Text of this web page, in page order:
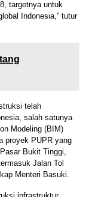
targetnya untuk
Indonesia,” tutur
telah
salah satunya
Modeling (BIM)
proyek PUPR yang
Bukit Tinggi,
Jalan Tol
Menteri Basuki.